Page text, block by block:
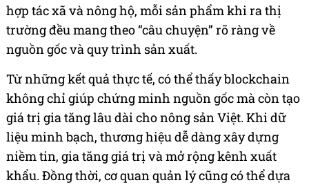
hợp tác xã và nông hộ, mỗi sản phẩm khi ra thị
trường đều mang theo “câu chuyện” rõ ràng về
nguồn gốc và quy trình sản xuất.
Từ những kết quả thực tế, có thể thấy blockchain
không chỉ giúp chứng minh nguồn gốc mà còn tạo
giá trị gia tăng lâu dài cho nông sản Việt. Khi dữ
liệu minh bạch, thương hiệu dễ dàng xây dựng
niềm tin, gia tăng giá trị và mở rộng kênh xuất
khẩu. Đồng thời, cơ quan quản lý cũng có thể dựa